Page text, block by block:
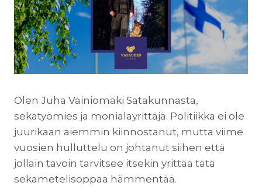
Olen Juha Vainiomäki Satakunnasta,
sekatyömies ja monialayrittäjä. Politiikka ei ole
juurikaan aiemmin kiinnostanut, mutta viime
vuosien hulluttelu on johtanut siihen että
jollain tavoin tarvitsee itsekin yrittää tätä
sekametelisoppaa hämmentää.